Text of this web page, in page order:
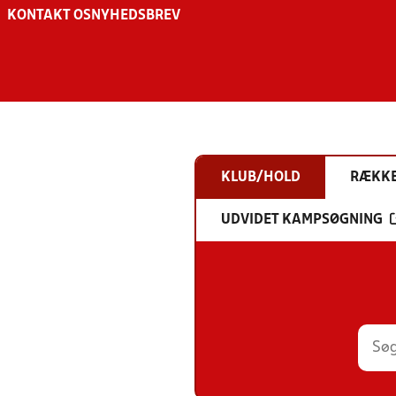
KONTAKT OS NYHEDSBREV
KLUB/HOLD
UDVIDET KAMPSØGNING